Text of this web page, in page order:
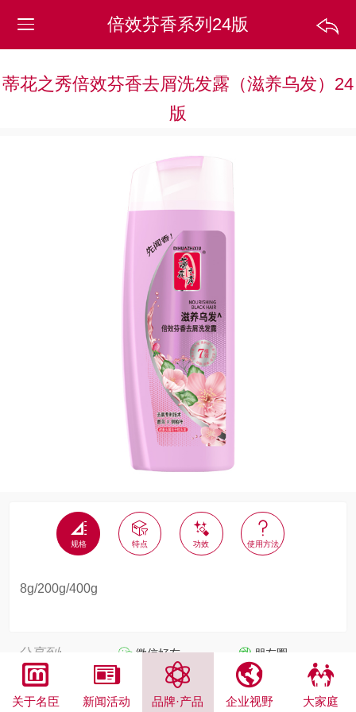
倍效芬香系列24版
蒂花之秀倍效芬香去屑洗发露（滋养乌发）24
版

规格

特点

功效

使用方法
8g/200g/400g
分享到: 微信好友 朋友圈

关于名臣

新闻活动

品牌·产品

企业视野

大家庭